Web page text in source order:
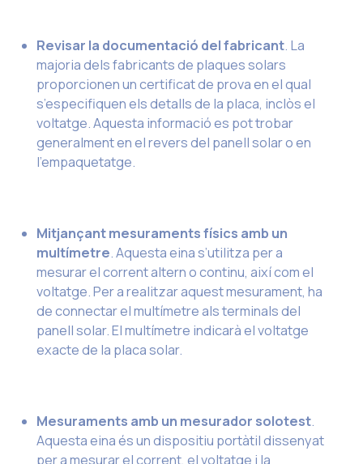
Revisar la documentació del fabricant. La
majoria dels fabricants de plaques solars
proporcionen un certificat de prova en el qual
s’especifiquen els detalls de la placa, inclòs el
voltatge. Aquesta informació es pot trobar
generalment en el revers del panell solar o en
l’empaquetatge.
Mitjançant mesuraments físics amb un
multímetre. Aquesta eina s’utilitza per a
mesurar el corrent altern o continu, així com el
voltatge. Per a realitzar aquest mesurament, ha
de connectar el multímetre als terminals del
panell solar. El multímetre indicarà el voltatge
exacte de la placa solar.
Mesuraments amb un mesurador solotest.
Aquesta eina és un dispositiu portàtil dissenyat
per a mesurar el corrent, el voltatge i la